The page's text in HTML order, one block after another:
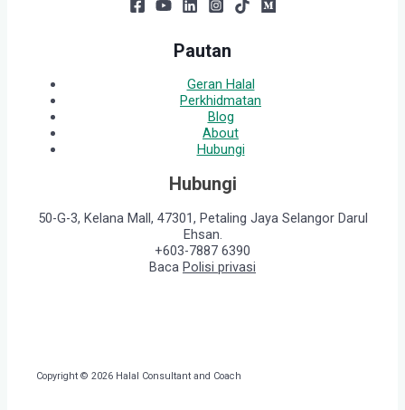
Pautan
Geran Halal
Perkhidmatan
Blog
About
Hubungi
Hubungi
50-G-3, Kelana Mall, 47301, Petaling Jaya Selangor Darul
Ehsan.
+603-7887 6390
Baca Polisi privasi
Copyright © 2026 Halal Consultant and Coach